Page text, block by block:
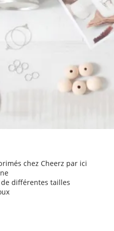
chez Cheerz par ici
différentes tailles